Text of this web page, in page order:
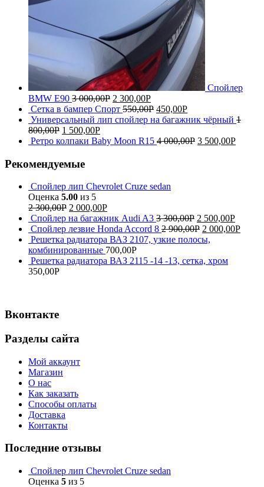
Спойлер
BMW E90 3 000,00Р 2 300,00Р
Сетка в бампер Спорт 550,00Р 450,00Р
Универсальный лип спойлер на багажник чёрный 1
800,00Р 1 500,00Р
Ретро колпаки Baby Moon R15 4 000,00Р 3 500,00Р
Рекомендуемые
Спойлер лип Chevrolet Cruze sedan
Оценка 5.00 из 5
2 300,00Р 2 000,00Р
Спойлер на багажник Audi A3 3 300,00Р 2 500,00Р
Спойлер лезвие Honda Accord 8 2 900,00Р 2 000,00Р
Решетка радиатора ВАЗ 2107, узкие полосы,
комбинированные 700,00Р
Решетка радиатора ВАЗ 2115 -14 -13, сетка, хром
350,00Р
Вконтакте
Разделы сайта
Мой аккаунт
Магазин
О нас
Как заказать
Способы оплаты
Доставка
Контакты
Последние отзывы
Спойлер лип Chevrolet Cruze sedan
Оценка 5 из 5